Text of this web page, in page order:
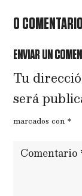
0
ENVIAR UN
Tu
será
marcados con *